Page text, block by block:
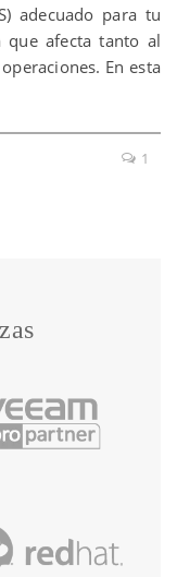
adecuado para tu
que afecta tanto al
En esta
1